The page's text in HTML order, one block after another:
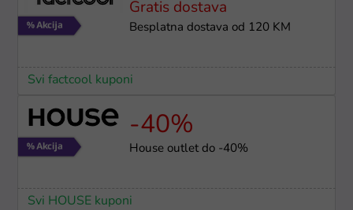
Gratis dostava
Besplatna dostava od 120 KM
Svi factcool kuponi
-40%
House outlet do -40%
Svi HOUSE kuponi